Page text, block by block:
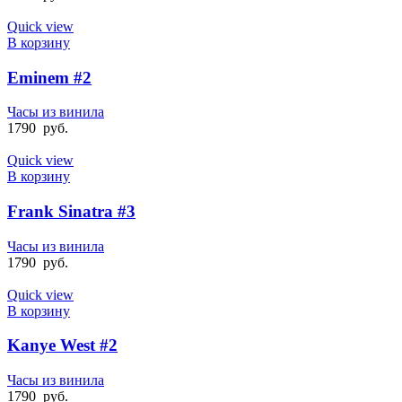
Quick view
В корзину
Eminem #2
Часы из винила
1790 руб.
Quick view
В корзину
Frank Sinatra #3
Часы из винила
1790 руб.
Quick view
В корзину
Kanye West #2
Часы из винила
1790 руб.